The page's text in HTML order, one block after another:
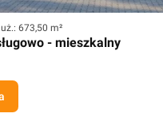
użytkowa
673,50 m²
- mieszkalny